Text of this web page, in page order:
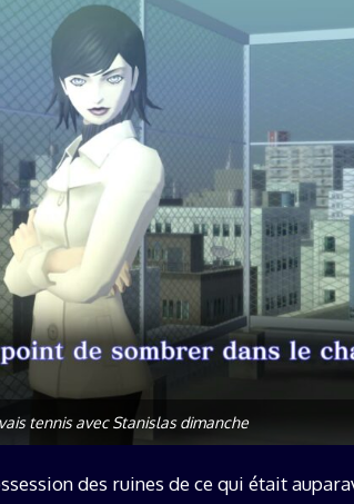
tennis avec Stanislas dimanche
des ruines de ce qui était